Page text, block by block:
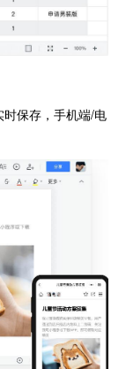
保存，手机端/电